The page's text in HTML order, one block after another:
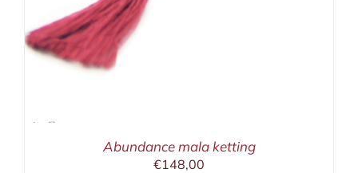
Abundance mala ketting
€148,00